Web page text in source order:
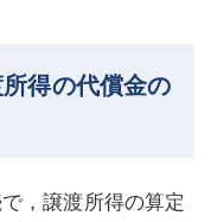
得の代償金の
，譲渡所得の算定